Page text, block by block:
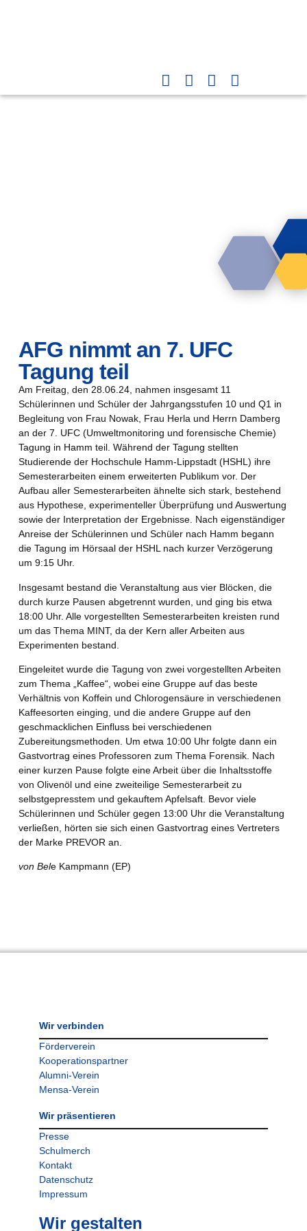
AFG nimmt an 7. UFC
Tagung teil
Am Freitag, den 28.06.24, nahmen insgesamt 11
Schülerinnen und Schüler der Jahrgangsstufen 10 und Q1 in
Begleitung von Frau Nowak, Frau Herla und Herrn Damberg
an der 7. UFC (Umweltmonitoring und forensische Chemie)
Tagung in Hamm teil. Während der Tagung stellten
Studierende der Hochschule Hamm-Lippstadt (HSHL) ihre
Semesterarbeiten einem erweiterten Publikum vor. Der
Aufbau aller Semesterarbeiten ähnelte sich stark, bestehend
aus Hypothese, experimenteller Überprüfung und Auswertung
sowie der Interpretation der Ergebnisse. Nach eigenständiger
Anreise der Schülerinnen und Schüler nach Hamm begann
die Tagung im Hörsaal der HSHL nach kurzer Verzögerung
um 9:15 Uhr.
Insgesamt bestand die Veranstaltung aus vier Blöcken, die
durch kurze Pausen abgetrennt wurden, und ging bis etwa
18:00 Uhr. Alle vorgestellten Semesterarbeiten kreisten rund
um das Thema MINT, da der Kern aller Arbeiten aus
Experimenten bestand.
Eingeleitet wurde die Tagung von zwei vorgestellten Arbeiten
zum Thema „Kaffee“, wobei eine Gruppe auf das beste
Verhältnis von Koffein und Chlorogensäure in verschiedenen
Kaffeesorten einging, und die andere Gruppe auf den
geschmacklichen Einfluss bei verschiedenen
Zubereitungsmethoden. Um etwa 10:00 Uhr folgte dann ein
Gastvortrag eines Professoren zum Thema Forensik. Nach
einer kurzen Pause folgte eine Arbeit über die Inhaltsstoffe
von Olivenöl und eine zweiteilige Semesterarbeit zu
selbstgepresstem und gekauftem Apfelsaft. Bevor viele
Schülerinnen und Schüler gegen 13:00 Uhr die Veranstaltung
verließen, hörten sie sich einen Gastvortrag eines Vertreters
der Marke PREVOR an.
von Bele Kampmann (EP)
Wir verbinden
Förderverein
Kooperationspartner
Alumni-Verein
Mensa-Verein
Wir präsentieren
Presse
Schulmerch
Kontakt
Datenschutz
Impressum
Wir gestalten